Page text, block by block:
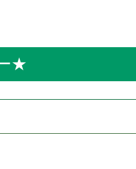
★